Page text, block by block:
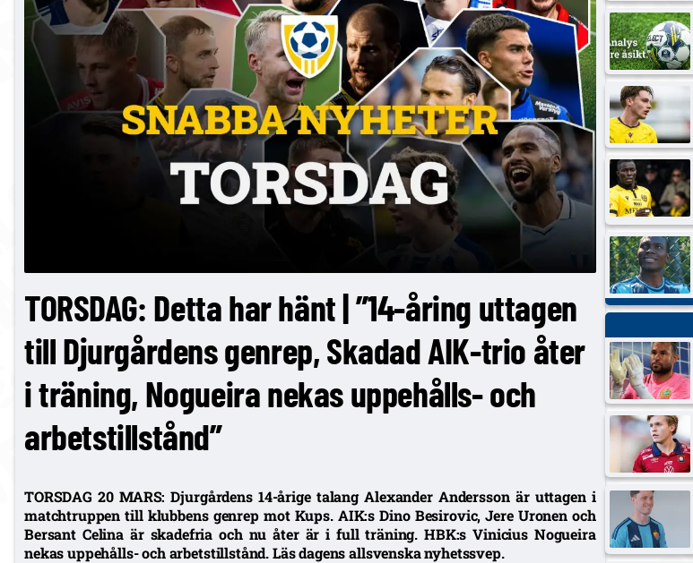
TORSDAG: Detta har hänt | ”14-åring uttagen
till Djurgårdens genrep, Skadad AIK-trio åter
i träning, Nogueira nekas uppehålls- och
arbetstillstånd”
TORSDAG 20 MARS: Djurgårdens 14-årige talang Alexander Andersson är uttagen i
matchtruppen till klubbens genrep mot Kups. AIK:s Dino Besirovic, Jere Uronen och
Bersant Celina är skadefria och nu åter är i full träning. HBK:s Vinicius Nogueira
nekas uppehålls- och arbetstillstånd. Läs dagens allsvenska nyhetssvep.